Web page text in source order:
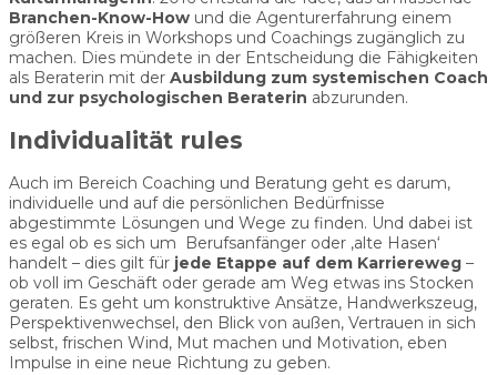
Branchen-Know-How und die Agenturerfahrung einem
größeren Kreis in Workshops und Coachings zugänglich zu
machen. Dies mündete in der Entscheidung die Fähigkeiten
als Beraterin mit der Ausbildung zum systemischen Coach
und zur psychologischen Beraterin abzurunden.
Individualität rules
Auch im Bereich Coaching und Beratung geht es darum,
individuelle und auf die persönlichen Bedürfnisse
abgestimmte Lösungen und Wege zu finden. Und dabei ist
es egal ob es sich um Berufsanfänger oder ‚alte Hasen‘
handelt – dies gilt für jede Etappe auf dem Karriereweg –
ob voll im Geschäft oder gerade am Weg etwas ins Stocken
geraten. Es geht um konstruktive Ansätze, Handwerkszeug,
Perspektivenwechsel, den Blick von außen, Vertrauen in sich
selbst, frischen Wind, Mut machen und Motivation, eben
Impulse in eine neue Richtung zu geben.